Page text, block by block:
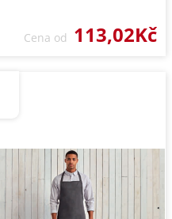
Cena od 113,02Kč